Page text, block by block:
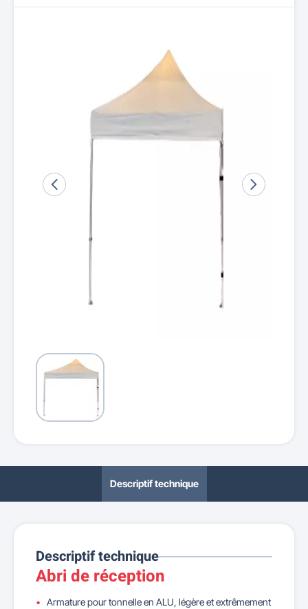
Descriptif technique
Descriptif technique
Abri de réception
Armature pour tonnelle en ALU, légère et extrêmement